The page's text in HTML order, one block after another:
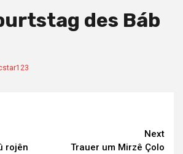
des Báb
rojên
Next
Trauer um Mirzê Çolo